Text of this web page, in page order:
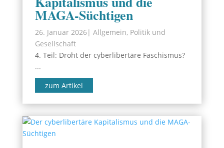
MAGA-Süchtigen
26. Januar 2026| Allgemein, Politik und
Gesellschaft
4. Teil: Droht der cyberlibertäre Faschismus?
...
zum Artikel